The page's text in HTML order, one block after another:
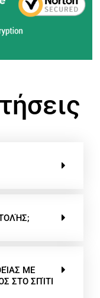
ΜΕ
ΣΤΟ ΣΠΊΤΙ